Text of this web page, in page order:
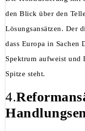
den Blick über den
Lösungsansätzen. Der
dass Europa in Sachen
Spektrum aufweist und
Spitze steht.
4.